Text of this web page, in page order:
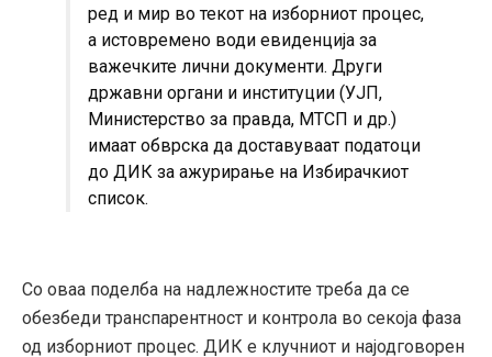
ред и мир во текот на изборниот процес,
а истовремено води евиденција за
важечките лични документи. Други
државни органи и институции (УЈП,
Министерство за правда, МТСП и др.)
имаат обврска да доставуваат податоци
до ДИК за ажурирање на Избирачкиот
список.
Со оваа поделба на надлежностите треба да се
обезбеди транспарентност и контрола во секоја фаза
од изборниот процес. ДИК е клучниот и најодговорен